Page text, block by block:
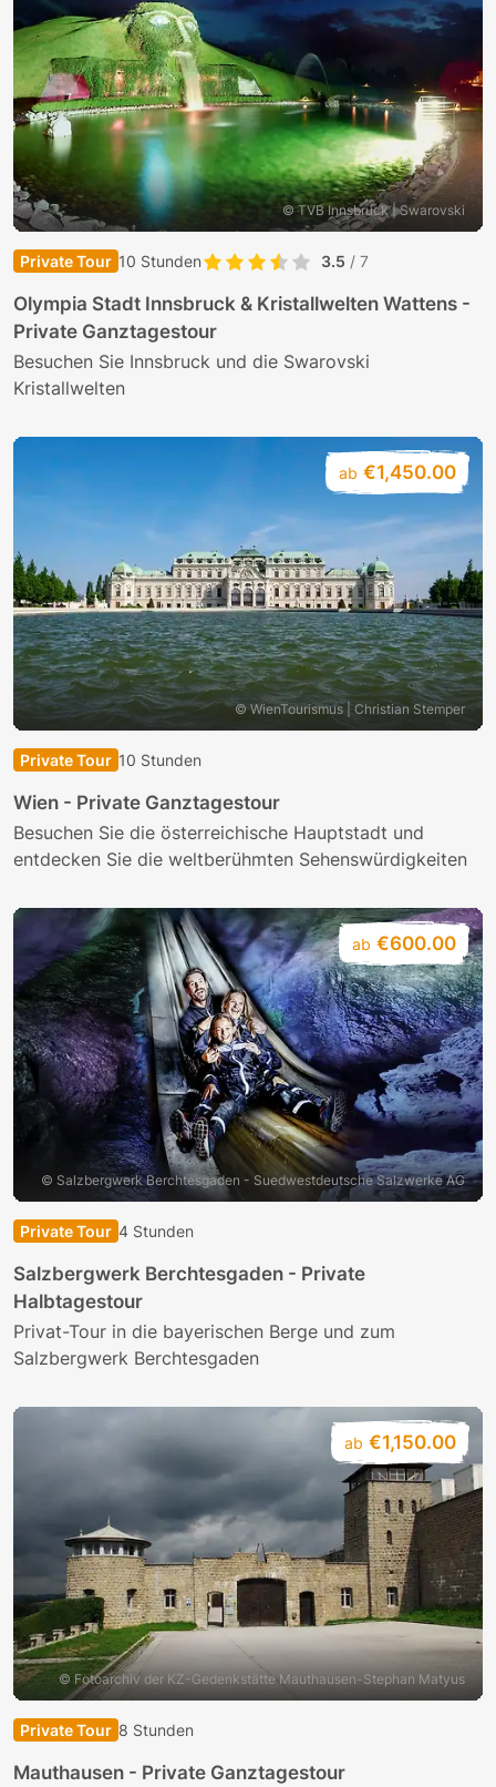
© TVB Innsbruck | Swarovski
Private Tour 10 Stunden 3.5 / 7
Olympia Stadt Innsbruck & Kristallwelten Wattens -
Private Ganztagestour
Besuchen Sie Innsbruck und die Swarovski
Kristallwelten
ab €1,450.00
© WienTourismus | Christian Stemper
Private Tour 10 Stunden
Wien - Private Ganztagestour
Besuchen Sie die österreichische Hauptstadt und
entdecken Sie die weltberühmten Sehenswürdigkeiten
ab €600.00
© Salzbergwerk Berchtesgaden - Suedwestdeutsche Salzwerke AG
Private Tour 4 Stunden
Salzbergwerk Berchtesgaden - Private
Halbtagestour
Privat-Tour in die bayerischen Berge und zum
Salzbergwerk Berchtesgaden
ab €1,150.00
© Fotoarchiv der KZ-Gedenkstätte Mauthausen-Stephan Matyus
Private Tour 8 Stunden
Mauthausen - Private Ganztagestour